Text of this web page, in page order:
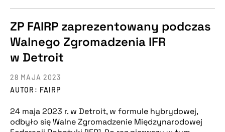
ZP FAIRP zaprezentowany podczas
Walnego Zgromadzenia IFR
w Detroit
AUTOR: FAIRP
28 MAJA 2023
24 maja 2023 r. w Detroit, w formule hybrydowej,
odbyło się Walne Zgromadzenie Międzynarodowej